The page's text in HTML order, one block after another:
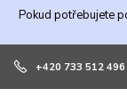
Pokud potřebujete
+420 733 512 496